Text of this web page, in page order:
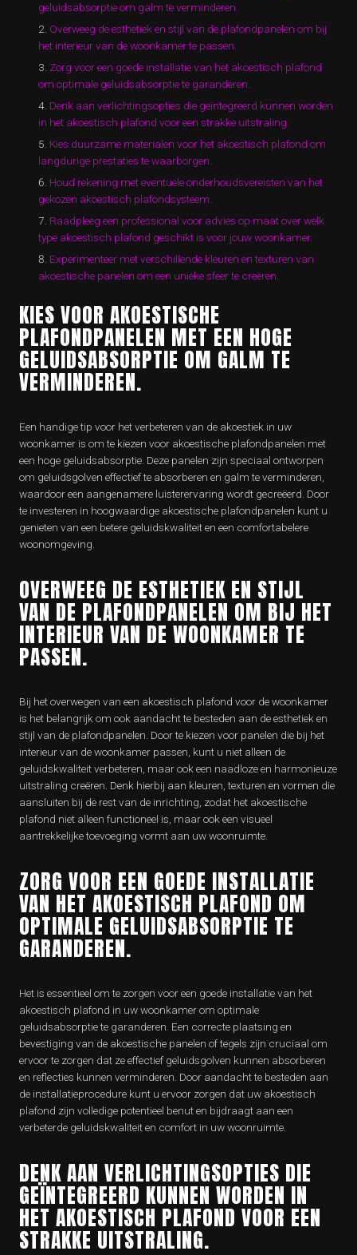
geluidsabsorptie om galm te verminderen.
Overweeg de esthetiek en stijl van de plafondpanelen om bij
het interieur van de woonkamer te passen.
Zorg voor een goede installatie van het akoestisch plafond
om optimale geluidsabsorptie te garanderen.
Denk aan verlichtingsopties die geïntegreerd kunnen worden
in het akoestisch plafond voor een strakke uitstraling.
Kies duurzame materialen voor het akoestisch plafond om
langdurige prestaties te waarborgen.
Houd rekening met eventuele onderhoudsvereisten van het
gekozen akoestisch plafondsysteem.
Raadpleeg een professional voor advies op maat over welk
type akoestisch plafond geschikt is voor jouw woonkamer.
Experimenteer met verschillende kleuren en texturen van
akoestische panelen om een unieke sfeer te creëren.
KIES VOOR AKOESTISCHE
PLAFONDPANELEN MET EEN HOGE
GELUIDSABSORPTIE OM GALM TE
VERMINDEREN.
Een handige tip voor het verbeteren van de akoestiek in uw
woonkamer is om te kiezen voor akoestische plafondpanelen met
een hoge geluidsabsorptie. Deze panelen zijn speciaal ontworpen
om geluidsgolven effectief te absorberen en galm te verminderen,
waardoor een aangenamere luisterervaring wordt gecreëerd. Door
te investeren in hoogwaardige akoestische plafondpanelen kunt u
genieten van een betere geluidskwaliteit en een comfortabelere
woonomgeving.
OVERWEEG DE ESTHETIEK EN STIJL
VAN DE PLAFONDPANELEN OM BIJ HET
INTERIEUR VAN DE WOONKAMER TE
PASSEN.
Bij het overwegen van een akoestisch plafond voor de woonkamer
is het belangrijk om ook aandacht te besteden aan de esthetiek en
stijl van de plafondpanelen. Door te kiezen voor panelen die bij het
interieur van de woonkamer passen, kunt u niet alleen de
geluidskwaliteit verbeteren, maar ook een naadloze en harmonieuze
uitstraling creëren. Denk hierbij aan kleuren, texturen en vormen die
aansluiten bij de rest van de inrichting, zodat het akoestische
plafond niet alleen functioneel is, maar ook een visueel
aantrekkelijke toevoeging vormt aan uw woonruimte.
ZORG VOOR EEN GOEDE INSTALLATIE
VAN HET AKOESTISCH PLAFOND OM
OPTIMALE GELUIDSABSORPTIE TE
GARANDEREN.
Het is essentieel om te zorgen voor een goede installatie van het
akoestisch plafond in uw woonkamer om optimale
geluidsabsorptie te garanderen. Een correcte plaatsing en
bevestiging van de akoestische panelen of tegels zijn cruciaal om
ervoor te zorgen dat ze effectief geluidsgolven kunnen absorberen
en reflecties kunnen verminderen. Door aandacht te besteden aan
de installatieprocedure kunt u ervoor zorgen dat uw akoestisch
plafond zijn volledige potentieel benut en bijdraagt aan een
verbeterde geluidskwaliteit en comfort in uw woonruimte.
DENK AAN VERLICHTINGSOPTIES DIE
GEÏNTEGREERD KUNNEN WORDEN IN
HET AKOESTISCH PLAFOND VOOR EEN
STRAKKE UITSTRALING.